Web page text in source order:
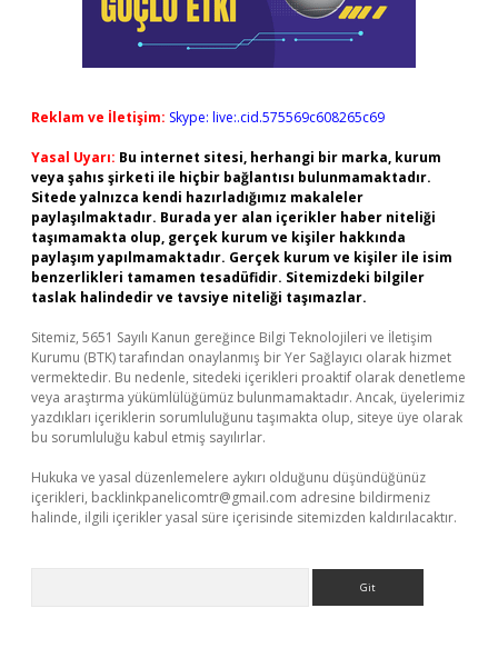
Reklam ve İletişim: Skype: live:.cid.575569c608265c69
Yasal Uyarı: Bu internet sitesi, herhangi bir marka, kurum
veya şahıs şirketi ile hiçbir bağlantısı bulunmamaktadır.
Sitede yalnızca kendi hazırladığımız makaleler
paylaşılmaktadır. Burada yer alan içerikler haber niteliği
taşımamakta olup, gerçek kurum ve kişiler hakkında
paylaşım yapılmamaktadır. Gerçek kurum ve kişiler ile isim
benzerlikleri tamamen tesadüfidir. Sitemizdeki bilgiler
taslak halindedir ve tavsiye niteliği taşımazlar.
Sitemiz, 5651 Sayılı Kanun gereğince Bilgi Teknolojileri ve İletişim
Kurumu (BTK) tarafından onaylanmış bir Yer Sağlayıcı olarak hizmet
vermektedir. Bu nedenle, sitedeki içerikleri proaktif olarak denetleme
veya araştırma yükümlülüğümüz bulunmamaktadır. Ancak, üyelerimiz
yazdıkları içeriklerin sorumluluğunu taşımakta olup, siteye üye olarak
bu sorumluluğu kabul etmiş sayılırlar.
Hukuka ve yasal düzenlemelere aykırı olduğunu düşündüğünüz
içerikleri, backlinkpanelicomtr@gmail.com adresine bildirmeniz
halinde, ilgili içerikler yasal süre içerisinde sitemizden kaldırılacaktır.